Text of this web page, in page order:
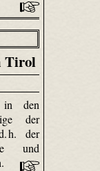
Tirol
in den
der
h. der
und